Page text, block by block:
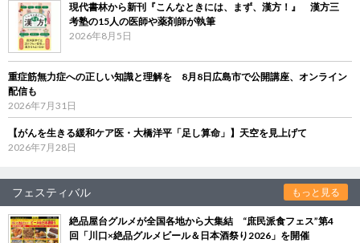
現代書林から新刊『こんなときには、まず、漢方！』 漢方三
考塾の15人の医師や薬剤師が執筆
2026年8月5日
重症筋無力症への正しい知識と理解を 8月8日広島市で公開講座、オンライン
配信も
2026年7月31日
【がんを生きる緩和ケア医・大橋洋平「足し算命」】天空を見上げて
2026年7月28日
フェスティバル もっと見る
絶品屋台グルメが全国各地から大集結 “庶民派食フェス”第4
回「川口×絶品グルメビール＆日本酒祭り2026」を開催